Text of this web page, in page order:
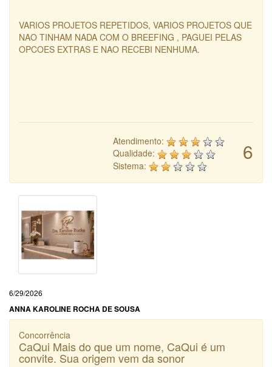
VARIOS PROJETOS REPETIDOS, VARIOS PROJETOS QUE
NAO TINHAM NADA COM O BREEFING , PAGUEI PELAS
OPCOES EXTRAS E NAO RECEBI NENHUMA.
6
Atendimento:
Qualidade:
Sistema:
6/29/2026
ANNA KAROLINE ROCHA DE SOUSA
Concorrência
CaQui Mais do que um nome, CaQui é um
convite. Sua origem vem da sonor